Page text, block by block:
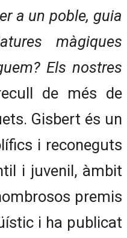
a un poble, guia
màgiques
Els nostres
de més de
Gisbert és un
i reconeguts
i juvenil, àmbit
premis
i ha publicat